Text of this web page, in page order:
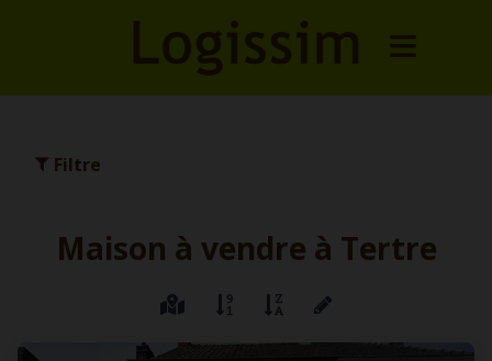
Filtre
Maison à vendre à Tertre